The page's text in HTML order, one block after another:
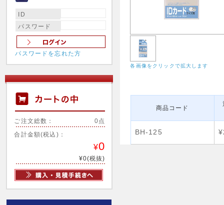
ID
パスワード
パスワードを忘れた方
ご注文総数： 0点
合計金額(税込)：
¥0
¥0(税抜)
各画像をクリックで拡大します
商品コード
BH-125